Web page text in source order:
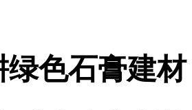
绿色石膏建